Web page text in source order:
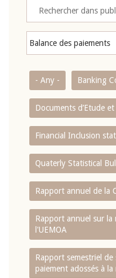
- Any - Banking
Documents d’Etude
Financial Inclusion
Quaterly Statistical
Rapport annuel de la
Rapport annuel sur la
l'UEMOA
Rapport semestriel de
paiement adossés à